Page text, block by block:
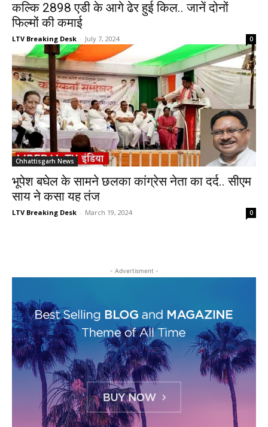
कल्कि 2898 एडी के आगे ढेर हुई किल.. जानें दोनों
फिल्मों की कमाई
LTV Breaking Desk - July 7, 2024 0
Chhattisgarh News
भूपेश बघेल के सामने छलका कांग्रेस नेता का दर्द.. सीएम
साय ने कसा यह तंज
LTV Breaking Desk - March 19, 2024 0
- Advertisment -